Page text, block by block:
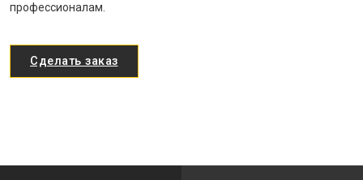
профессионалам.
Сделать заказ